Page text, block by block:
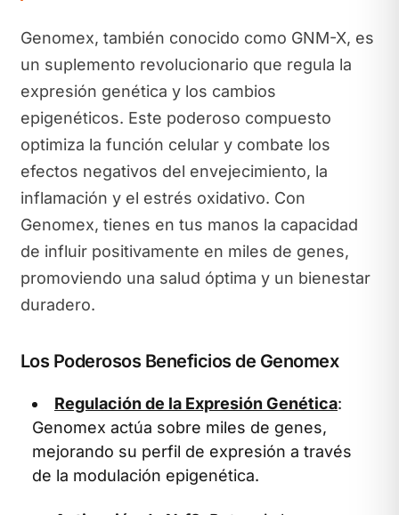
Genomex, también conocido como GNM-X, es
un suplemento revolucionario que regula la
expresión genética y los cambios
epigenéticos. Este poderoso compuesto
optimiza la función celular y combate los
efectos negativos del envejecimiento, la
inflamación y el estrés oxidativo. Con
Genomex, tienes en tus manos la capacidad
de influir positivamente en miles de genes,
promoviendo una salud óptima y un bienestar
duradero.
Los Poderosos Beneficios de Genomex
Regulación de la Expresión Genética:
Genomex actúa sobre miles de genes,
mejorando su perfil de expresión a través
de la modulación epigenética.